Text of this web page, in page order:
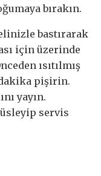
bırakın.
bastırarak
için üzerinde
ısıtılmış
dakika pişirin.
yayın.
servis